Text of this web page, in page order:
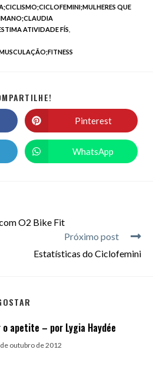
QUE
ATIVIDADE FÍS
Pinterest
WhatsApp
O2 Bike Fit
Próximo post
Estatísticas do Ciclofemini
apetite – por Lygia Haydée
outubro de 2012